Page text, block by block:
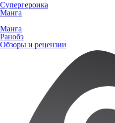
Супергероика
Манга
Манга
Ранобэ
Обзоры и рецензии